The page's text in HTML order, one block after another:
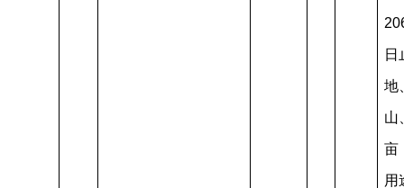
日
地
山
亩
用